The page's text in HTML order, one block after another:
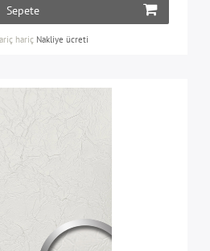
Sepete
hariç Nakliye ücreti